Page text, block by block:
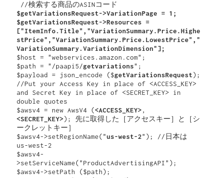
//検索する商品のASINコード
$getVariationsRequest->VariationPage = 1;
$getVariationsRequest->Resources =
["ItemInfo.Title","VariationSummary.Price.Highe
stPrice","VariationSummary.Price.LowestPrice","
VariationSummary.VariationDimension"];
$host = "webservices.amazon.com";
$path = "/paapi5/getvariations";
$payload = json_encode ($getVariationsRequest);
//Put your Access Key in place of <ACCESS_KEY>
and Secret Key in place of <SECRET_KEY> in
double quotes
$awsv4 = new AwsV4 (<ACCESS_KEY>
<SECRET_KEY>); 先に取得した［アクセスキー］と［シ
ークレットキー］
$awsv4->setRegionName("us-west-2"); //日本は
us-west-2
$awsv4-
>setServiceName("ProductAdvertisingAPI");
$awsv4->setPath ($path);